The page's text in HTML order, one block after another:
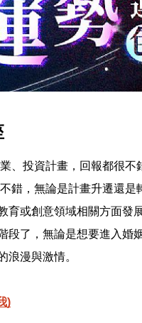
、投資計畫，回報都很不
錯，無論是計畫升遷還是
育或創意領域相關方面發
段了，無論是想要進入婚
浪漫與激情。
)